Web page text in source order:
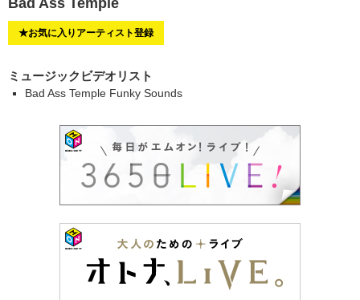
Bad Ass Temple
★お気に入りアーティスト登録
ミュージックビデオリスト
Bad Ass Temple Funky Sounds